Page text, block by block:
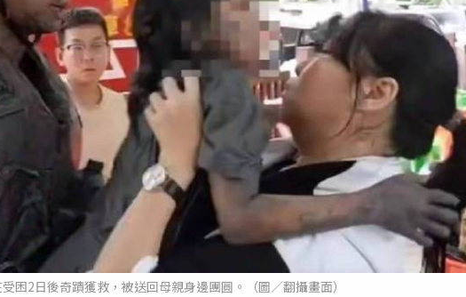
困2日後奇蹟獲救，被送回母親身邊團圓。（圖／翻攝畫面）